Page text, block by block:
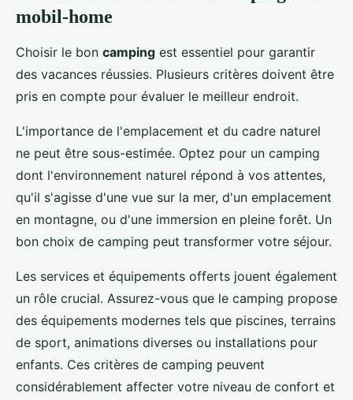
mobil-home
Choisir le bon camping est essentiel pour garantir
des vacances réussies. Plusieurs critères doivent être
pris en compte pour évaluer le meilleur endroit.
L'importance de l'emplacement et du cadre naturel
ne peut être sous-estimée. Optez pour un camping
dont l'environnement naturel répond à vos attentes,
qu'il s'agisse d'une vue sur la mer, d'un emplacement
en montagne, ou d'une immersion en pleine forêt. Un
bon choix de camping peut transformer votre séjour.
Les services et équipements offerts jouent également
un rôle crucial. Assurez-vous que le camping propose
des équipements modernes tels que piscines, terrains
de sport, animations diverses ou installations pour
enfants. Ces critères de camping peuvent
considérablement affecter votre niveau de confort et